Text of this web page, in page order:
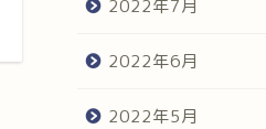
2022年7月
2022年6月
2022年5月